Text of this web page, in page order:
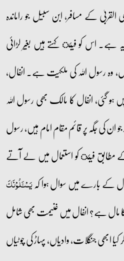
کے مسافر، ابن سبیل جو راماندہ
اس کو فیئ کہتے ہیں بغیر لڑائی
وہ رسول اللہ کی ملکیت ہے۔ انفال،
گئی، انفال کا مالک بھی رسول اللہ
کی جگہ پر قائم مقام امام ہیں، رسول
کے مطابق فیئ کو استعمال میں لے آتے
کے بارے میں سوال ہوا کہیَسۡـَٔلُوۡنَکَ
مال ہے؟ انفال میں غنیمت بھی شامل
ابھی جنگلات، وادیاں، پہاڑ کی چوٹیاں